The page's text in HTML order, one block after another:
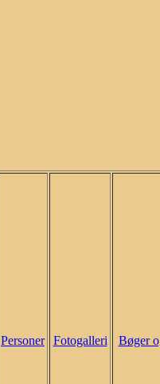
Personer Fotogalleri Bøger